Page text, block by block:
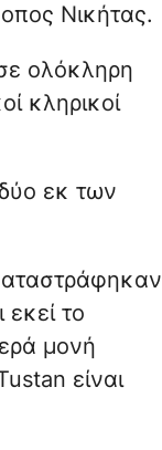
Νικήτας.
ολόκληρη
κληρικοί
εκ των
το
μονή
είναι